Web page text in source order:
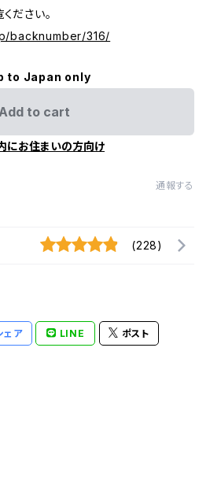
ださい。
backnumber/316/
to Japan only
to cart
にお住まいの方向け
通報する
(228)
ェア LINE ポスト